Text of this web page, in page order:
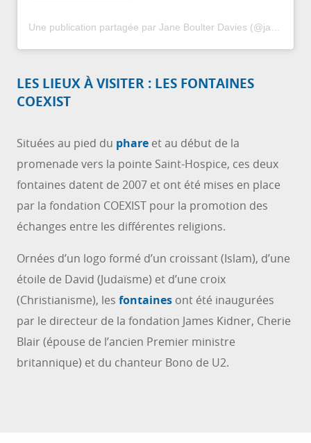
Une publication partagée par Jane Boulter Davies (@janeboulter_davies)
LES LIEUX À VISITER : LES FONTAINES
COEXIST
Situées au pied du phare et au début de la
promenade vers la pointe Saint-Hospice, ces deux
fontaines datent de 2007 et ont été mises en place
par la fondation COEXIST pour la promotion des
échanges entre les différentes religions.
Ornées d’un logo formé d’un croissant (Islam), d’une
étoile de David (Judaïsme) et d’une croix
(Christianisme), les fontaines ont été inaugurées
par le directeur de la fondation James Kidner, Cherie
Blair (épouse de l’ancien Premier ministre
britannique) et du chanteur Bono de U2.